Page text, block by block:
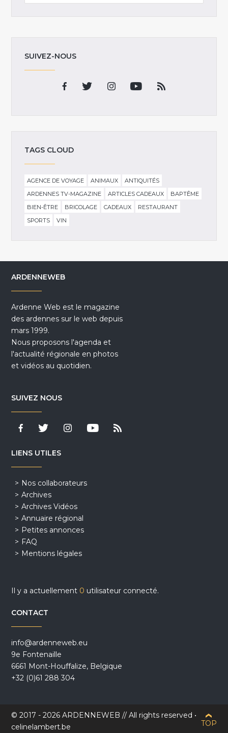
SUIVEZ-NOUS
TAGS CLOUD
AGENCE DE VOYAGE ANIMAUX
ANTIQUITÉS
ARDENNES TV-MAGAZINE
ARTICLES CADEAUX
BAPTÊME
BIEN-ÊTRE
BRICOLAGE CADEAUX
RESTAURANT
SPORTS
VIN
ARDENNEWEB
Ardenne Web est le magazine
des ardennes sur le web depuis
mars 1999.
Nous proposons l'agenda et
l'actualité régionale en photos
et vidéos au quotidien.
SUIVEZ NOUS
LIENS UTILES
Nos collaborateurs
Archives
Archives Vidéos
Annuaire régional
Petites annonces
FAQ
Mentions légales
Il y a actuellement 0 utilisateur connecté.
CONTACT
info@ardenneweb.eu
9e Fontenaille
6661 Mont-Houffalize, Belgique
+32 (0)61 288 304
© 2017 - 2026 ARDENNEWEB // All rights reserved •
celinelambert.be
TOP